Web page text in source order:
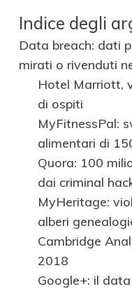
Indice degli
Data breach: dati
mirati o rivenduti
Hotel Marriott,
di ospiti
MyFitnessPal:
alimentari di
Quora: 100
dai criminal
MyHeritage:
alberi
Cambridge
2018
Google+: il